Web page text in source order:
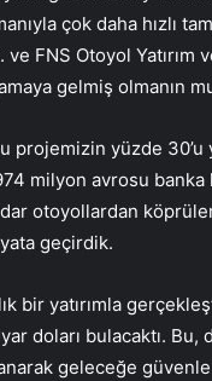
çok daha hızlı
FNS Otoyol Yatırım
gelmiş olmanın
projemizin yüzde
milyon avrosu
otoyollardan
geçirdik.
yatırımla
doları bulacaktı. Bu,
geleceğe güvenle